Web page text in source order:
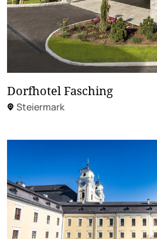
Dorfhotel Fasching
Steiermark